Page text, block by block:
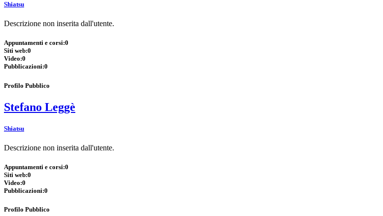
Shiatsu
Descrizione non inserita dall'utente.
Appuntamenti e corsi:0
Siti web:0
Video:0
Pubblicazioni:0
Profilo Pubblico
Stefano Leggè
Shiatsu
Descrizione non inserita dall'utente.
Appuntamenti e corsi:0
Siti web:0
Video:0
Pubblicazioni:0
Profilo Pubblico